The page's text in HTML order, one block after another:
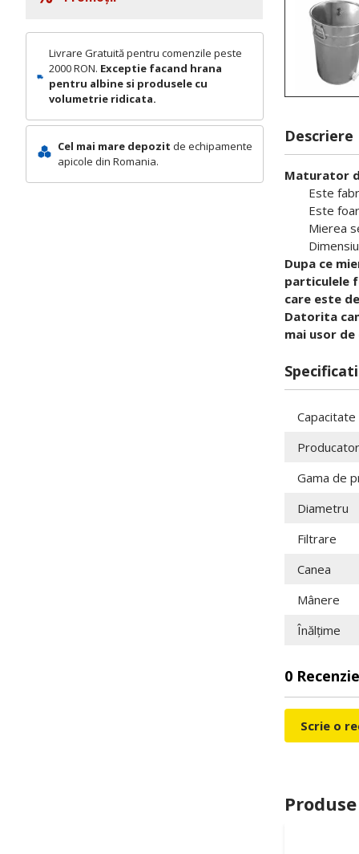
Livrare Gratuită pentru comenzile peste
2000 RON. Exceptie facand hrana
pentru albine si produsele cu
volumetrie ridicata.
Cel mai mare depozit de echipamente
apicole din Romania.
Descriere
Maturator
Este
Este
Mierea
Dupa ce
particulele
care este
Datorita
mai usor
Capacitate
Producator
Gama de
Diametru
Filtrare
Canea
Mânere
Înălțime
0
Scrie o